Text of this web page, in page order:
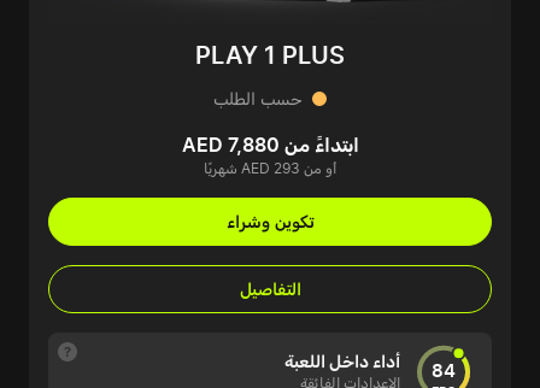
PLAY 1 PLUS
حسب الطلب
ابتداءً من AED 7,880
أو من AED 293 شهريًا
تكوين وشراء
التفاصيل
84 أداء داخل اللعبة
الإعدادات الفائقة